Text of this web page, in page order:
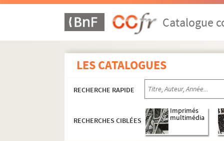
Catalogue
LES CATALOGUES
RECHERCHE RAPIDE
RECHERCHES CIBLÉES
Imprimés
multimédia